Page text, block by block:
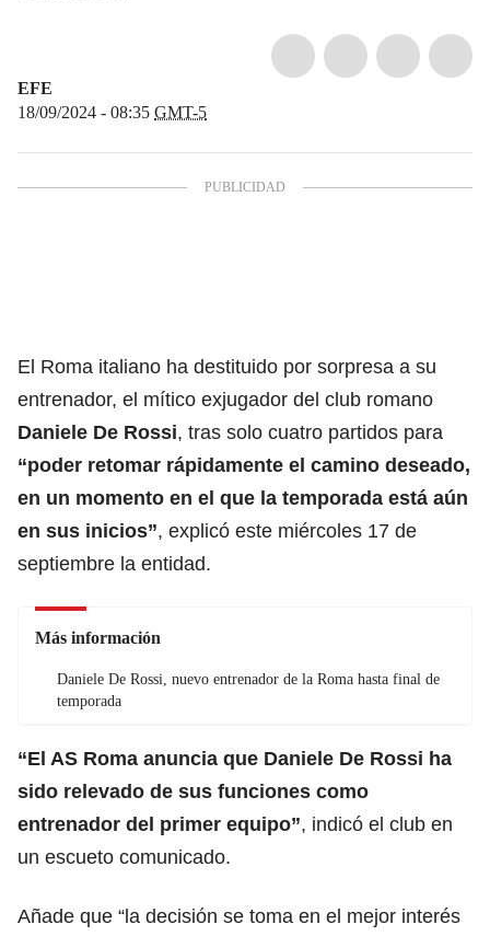
EFE
18/09/2024 - 08:35 GMT-5
El Roma italiano ha destituido por sorpresa a su
entrenador, el mítico exjugador del club romano
Daniele De Rossi, tras solo cuatro partidos para
“poder retomar rápidamente el camino deseado,
en un momento en el que la temporada está aún
en sus inicios”, explicó este miércoles 17 de
septiembre la entidad.
Más información
Daniele De Rossi, nuevo entrenador de la Roma hasta final de
temporada
“El AS Roma anuncia que Daniele De Rossi ha
sido relevado de sus funciones como
entrenador del primer equipo”, indicó el club en
un escueto comunicado.
Añade que “la decisión se toma en el mejor interés